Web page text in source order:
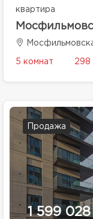
квартира
5 комнат 298
Продажа
1 599